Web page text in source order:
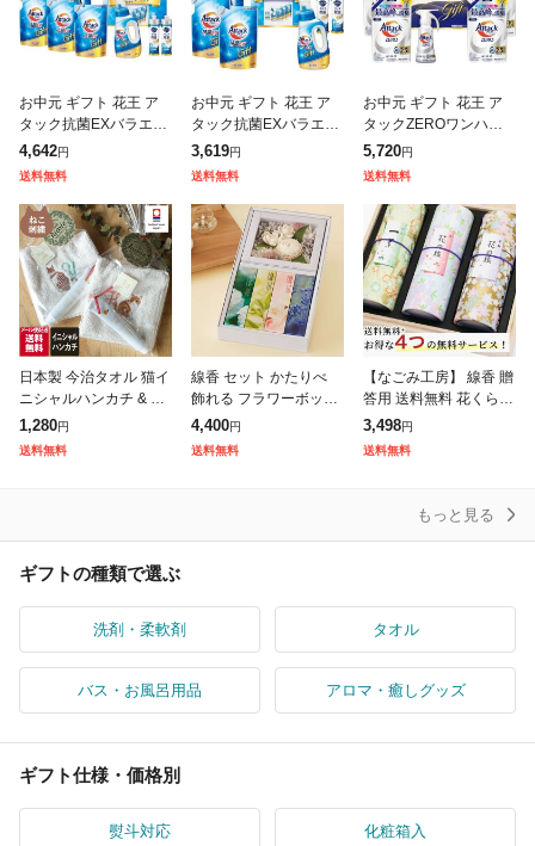
お中元 ギフト 花王 ア
タック抗菌EXバラエテ
ィギフト K・AU-40A
送料無料 メーカー直送
4,642円
送料無料
お中元 ギフト 花王 ア
タック抗菌EXバラエテ
ィギフト K・AU-30A
送料無料 メーカー直送
3,619円
送料無料
お中元 ギフト 花王 ア
タックZEROワンハン
ドギフト KAN50A 送料
無料 メーカー直送 LTD
5,720円
送料無料
日本製 今治タオル 猫イ
ニシャルハンカチ & ゆ
ずハンドクリーム ギフ
トセット タオルハンカ
1,280円
送料無料
線香 セット かたりべ
飾れる フラワーボック
ス ギフト アレンジメン
トフラワー ( ギフトセ
4,400円
送料無料
【なごみ工房】 線香 贈
答用 送料無料 花くらべ
3筒セット 桐箱入 奥野
晴明堂 お線香 お香 進
3,498円
送料無料
もっと見る
ギフトの種類で選ぶ
洗剤・柔軟剤 タオル
バス・お風呂用品 アロマ・癒しグッズ
ギフト仕様・価格別
熨斗対応 化粧箱入